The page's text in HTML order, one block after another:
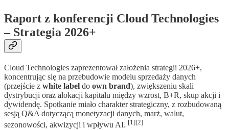
Raport z konferencji Cloud Technologies
– Strategia 2026+
Cloud Technologies zaprezentował założenia strategii 2026+,
koncentrując się na przebudowie modelu sprzedaży danych
(przejście z white label do own brand), zwiększeniu skali
dystrybucji oraz alokacji kapitału między wzrost, B+R, skup akcji i
dywidendę. Spotkanie miało charakter strategiczny, z rozbudowaną
sesją Q&A dotyczącą monetyzacji danych, marż, walut,
sezonowości, akwizycji i wpływu AI. [1][2]